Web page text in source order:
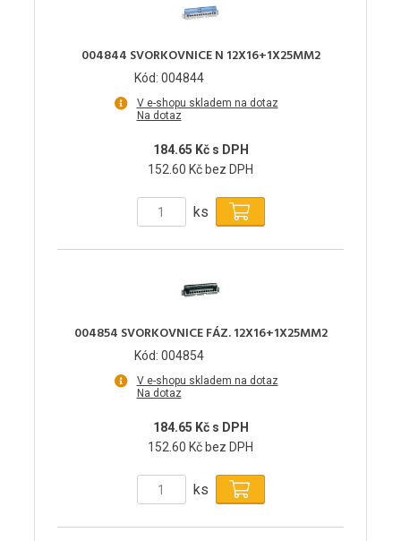
004844 SVORKOVNICE N 12X16+1X25MM2
Kód: 004844
V e-shopu skladem na dotaz
Na dotaz
184.65 Kč s DPH
152.60 Kč bez DPH
ks
004854 SVORKOVNICE FÁZ. 12X16+1X25MM2
Kód: 004854
V e-shopu skladem na dotaz
Na dotaz
184.65 Kč s DPH
152.60 Kč bez DPH
ks